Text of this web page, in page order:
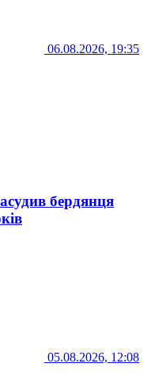
06.08.2026, 19:35
бердянця
05.08.2026, 12:08